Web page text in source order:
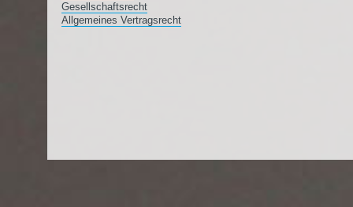
Gesellschaftsrecht
Allgemeines Vertragsrecht